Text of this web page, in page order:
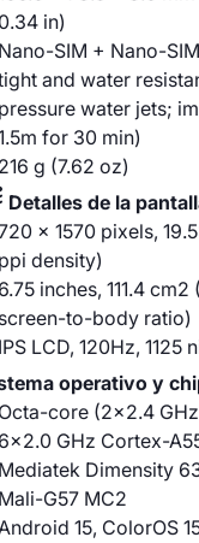
0.34 in)
Nano-SIM + Nano-
and water
pressure water jets;
for 30 min)
216 g (7.62 oz)
Detalles de la
x 1570 pixels,
ppi density)
6.75 inches, 111.4
screen-to-body ratio)
IPS LCD, 120Hz, 1125
operativo y
Octa-core (2x2.4
6x2.0 GHz Cortex-
Mediatek Dimensity
Mali-G57 MC2
Android 15, ColorOS